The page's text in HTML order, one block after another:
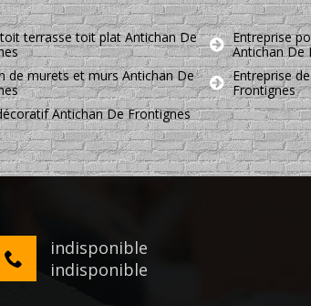
terrasse toit plat Antichan De
de murets et murs Antichan De
Antichan De Frontignes
Entreprise
Antichan De
Entreprise
Frontignes
indisponible
indisponible